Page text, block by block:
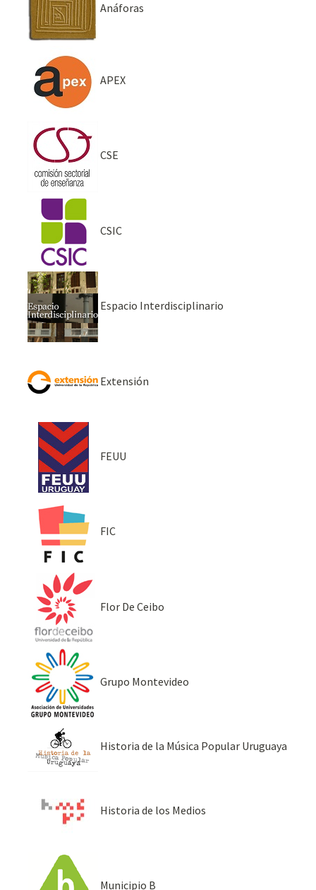
Anáforas
APEX
CSE
CSIC
Espacio Interdisciplinario
Extensión
FEUU
FIC
Flor De Ceibo
Grupo Montevideo
Historia de la Música Popular Uruguaya
Historia de los Medios
Municipio B